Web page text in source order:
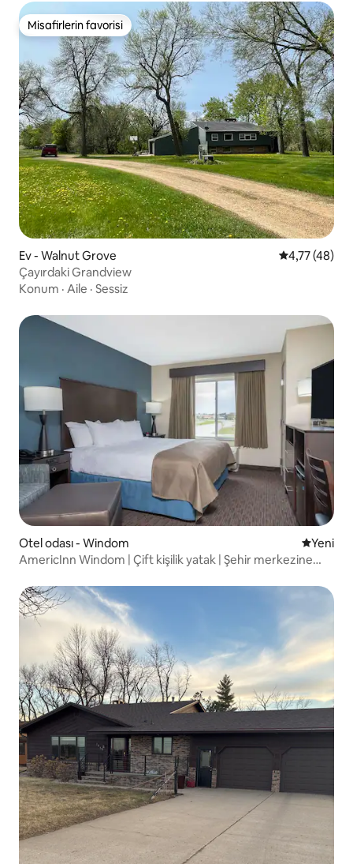
Misafirlerin favorisi
Misafirlerin favorisi
Ev - Walnut Grove 5 üzerinden
4,77 (48)
Çayırdaki Grandview
Konum · Aile · Sessiz
Otel odası - Windom Yeni
Yeni
AmericInn Windom | Çift kişilik yatak | Şehir merkezine